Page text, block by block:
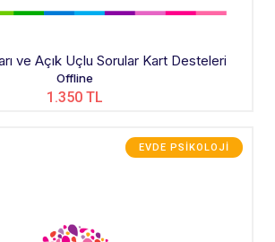
ve Açık Uçlu Sorular Kart Desteleri
Offline
1.350 TL
EVDE PSIKOLOJI